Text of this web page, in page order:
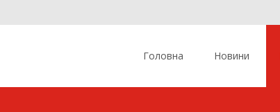
Головна
Новини